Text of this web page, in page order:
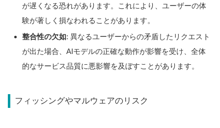
が遅くなる恐れがあります。これにより、ユーザーの体
験が著しく損なわれることがあります。
整合性の欠如: 異なるユーザーからの矛盾したリクエスト
が出た場合、AIモデルの正確な動作が影響を受け、全体
的なサービス品質に悪影響を及ぼすことがあります。
フィッシングやマルウェアのリスク